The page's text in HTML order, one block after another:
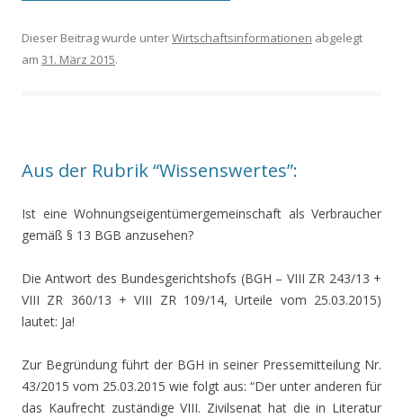
Dieser Beitrag wurde unterWirtschaftsinformationen abgelegt
am 31. März 2015.
Aus der Rubrik “Wissenswertes”:
Ist eine Wohnungseigentümergemeinschaft als Verbraucher
gemäß § 13 BGB anzusehen?
Die Antwort des Bundesgerichtshofs (BGH – VIII ZR 243/13 +
VIII ZR 360/13 + VIII ZR 109/14, Urteile vom 25.03.2015)
lautet: Ja!
Zur Begründung führt der BGH in seiner Pressemitteilung Nr.
43/2015 vom 25.03.2015 wie folgt aus: “Der unter anderen für
das Kaufrecht zuständige VIII. Zivilsenat hat die in Literatur